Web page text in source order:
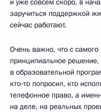
заручиться поддержкой
сейчас работают.
Очень важно, что с
принципиальное решение,
в образовательной
кто‑то попросил, кто
телефонное право, а
на деле, на реальных